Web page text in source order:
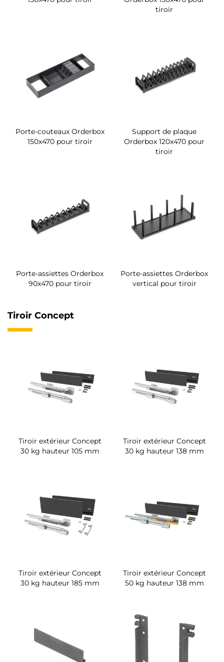
tiroir
Porte-couteaux Orderbox
150x470 pour tiroir
Support de plaque
Orderbox 120x470 pour
tiroir
Porte-assiettes Orderbox
90x470 pour tiroir
Porte-assiettes Orderbox
vertical pour tiroir
Tiroir Concept
Tiroir extérieur Concept
30 kg hauteur 105 mm
Tiroir extérieur Concept
30 kg hauteur 138 mm
Tiroir extérieur Concept
30 kg hauteur 185 mm
Tiroir extérieur Concept
50 kg hauteur 138 mm